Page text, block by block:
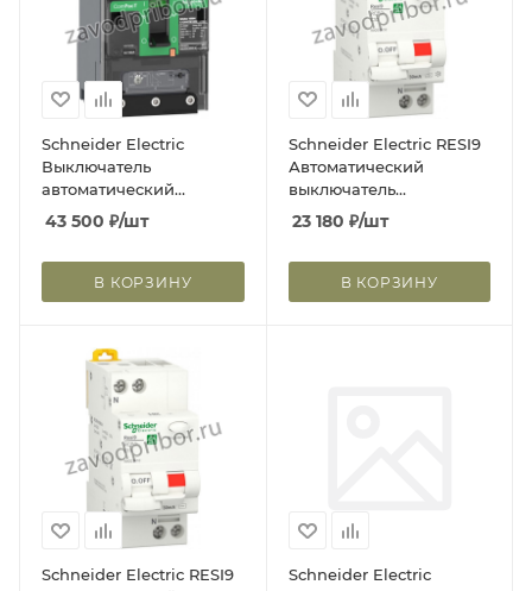
Schneider Electric
Выключатель
автоматический
NSXm100F 36kA 3П 63A
TMDELINK
43 500 ₽/шт
В КОРЗИНУ
Schneider Electric RESI9
Автоматический
выключатель
дифференциального
тока (ДИФ) 1P+N С 32А
23 180 ₽/шт
В КОРЗИНУ
Schneider Electric RESI9
Schneider Electric